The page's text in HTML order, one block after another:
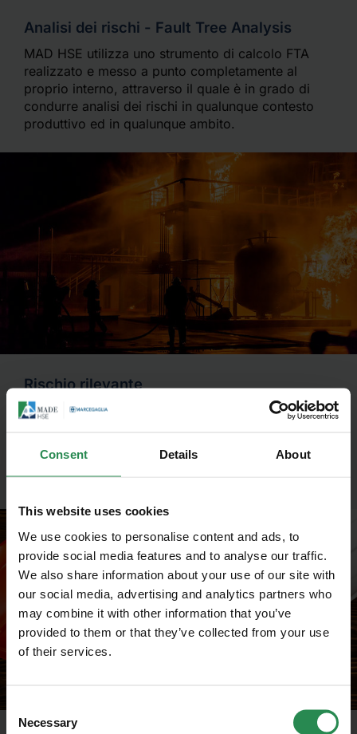
Consent Details About
This website uses cookies
We use cookies to personalise content and ads, to
provide social media features and to analyse our traffic.
We also share information about your use of our site with
our social media, advertising and analytics partners who
may combine it with other information that you’ve
provided to them or that they’ve collected from your use
of their services.
Selection
Necessary
Analisi dei rischi - Fault Tree Analysis
MAD HSE utilizza uno strumento di calcolo FTA
realizzato e messo a punto completamente al
proprio interno, attraverso il quale è in grado di
condurre analisi dei rischi in qualunque contesto
produttivo ed in qualunque ambito.
Rischio rilevante
MADE HSE fornisce servizi di consulenza e
da anticipare e prevenire situazioni di incidenti
rilevanti.
Unisciti al mondo MadeHSE
obblighi, modifiche, prescrizioni in ambito tecnico